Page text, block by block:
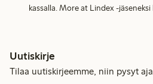
kassalla. More at Lindex -
Uutiskirje
Tilaa uutiskirjeemme, niin pysyt